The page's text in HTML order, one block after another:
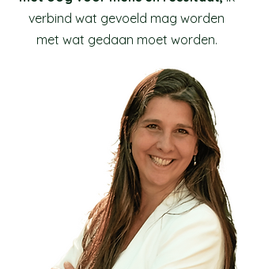
verbind wat gevoeld mag worden
met wat gedaan moet worden.